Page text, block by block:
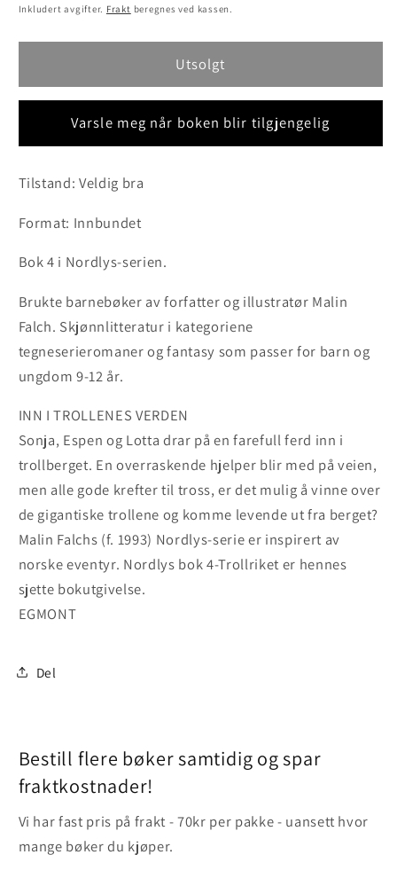
pris
Inkludert avgifter. Frakt beregnes ved kassen.
Utsolgt
Varsle meg når boken blir tilgjengelig
Tilstand: Veldig bra
Format: Innbundet
Bok 4 i Nordlys-serien.
Brukte barnebøker av forfatter og illustratør Malin
Falch. Skjønnlitteratur i kategoriene
tegneserieromaner og fantasy som passer for barn og
ungdom 9-12 år.
INN I TROLLENES VERDEN
Sonja, Espen og Lotta drar på en farefull ferd inn i
trollberget. En overraskende hjelper blir med på veien,
men alle gode krefter til tross, er det mulig å vinne over
de gigantiske trollene og komme levende ut fra berget?
Malin Falchs (f. 1993) Nordlys-serie er inspirert av
norske eventyr. Nordlys bok 4-Trollriket er hennes
sjette bokutgivelse.
EGMONT
Del
Bestill flere bøker samtidig og spar
fraktkostnader!
Vi har fast pris på frakt - 70kr per pakke - uansett hvor
mange bøker du kjøper.